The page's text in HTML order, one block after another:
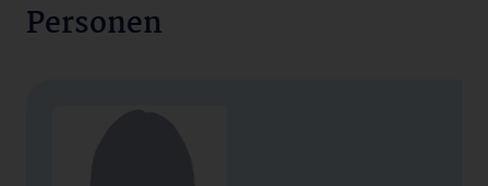
Personen